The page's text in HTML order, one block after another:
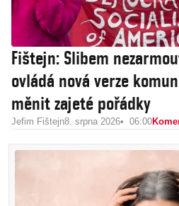
Fištejn: Slibem
ovládá nová verze
měnit zajeté pořádky
Jefim Fištejn8. srpna 2026 06:00